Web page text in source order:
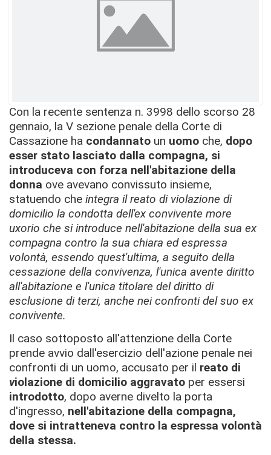
Con la recente sentenza n. 3998 dello scorso 28
gennaio, la V sezione penale della Corte di
Cassazione ha condannato un uomo che, dopo
esser stato lasciato dalla compagna, si
introduceva con forza nell'abitazione della
donna ove avevano convissuto insieme,
statuendo che integra il reato di violazione di
domicilio la condotta dell'ex convivente more
uxorio che si introduce nell'abitazione della sua ex
compagna contro la sua chiara ed espressa
volontà, essendo quest'ultima, a seguito della
cessazione della convivenza, l'unica avente diritto
all'abitazione e l'unica titolare del diritto di
esclusione di terzi, anche nei confronti del suo ex
convivente.
Il caso sottoposto all'attenzione della Corte
prende avvio dall'esercizio dell'azione penale nei
confronti di un uomo, accusato per il reato di
violazione di domicilio aggravato per essersi
introdotto, dopo averne divelto la porta
d'ingresso, nell'abitazione della compagna,
dove si intratteneva contro la espressa volontà
della stessa.